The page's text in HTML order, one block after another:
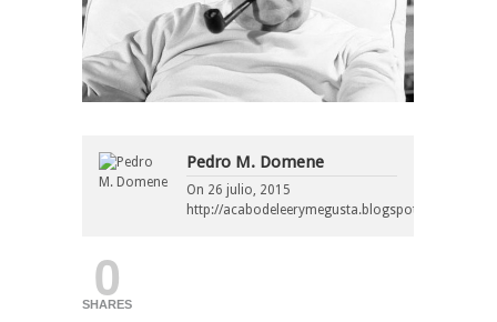
Pedro M. Domene
On 26 julio, 2015
http://acabodeleerymegusta.blogspot.com/
0
SHARES